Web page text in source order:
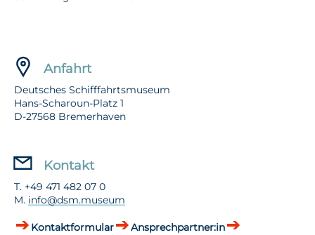
Anfahrt
Deutsches Schifffahrtsmuseum
Hans-Scharoun-Platz 1
D-27568 Bremerhaven
Kontakt
T. +49 471 482 07 0
M. info@dsm.museum
Kontaktformular
Ansprechpartner:in